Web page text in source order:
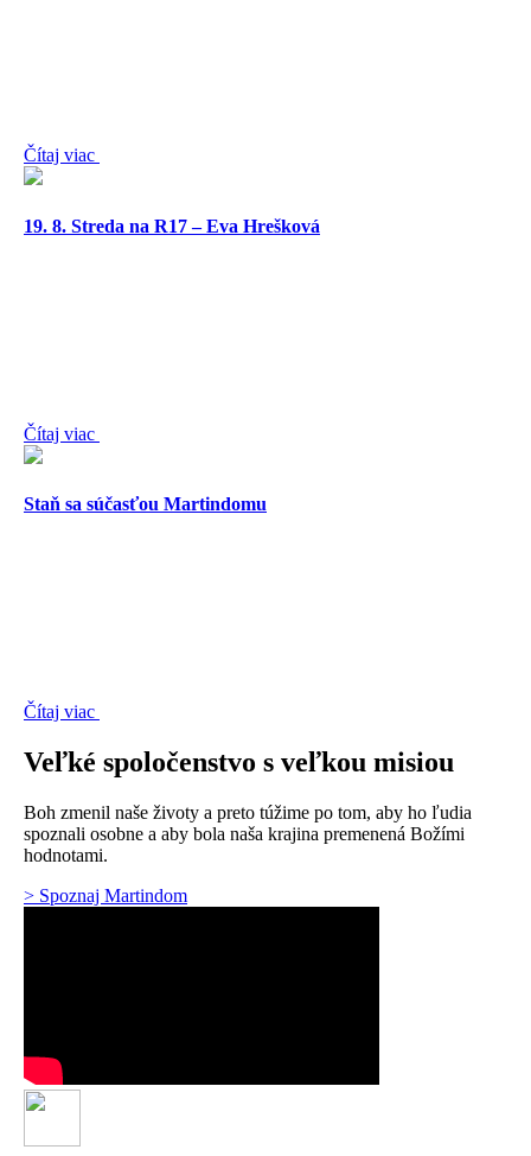
Čítaj viac
19. 8. Streda na R17 – Eva Hrešková
Čítaj viac
Staň sa súčasťou Martindomu
Čítaj viac
Veľké spoločenstvo s veľkou misiou
Boh zmenil naše životy a preto túžime po tom, aby ho ľudia
spoznali osobne a aby bola naša krajina premenená Božími
hodnotami.
> Spoznaj Martindom